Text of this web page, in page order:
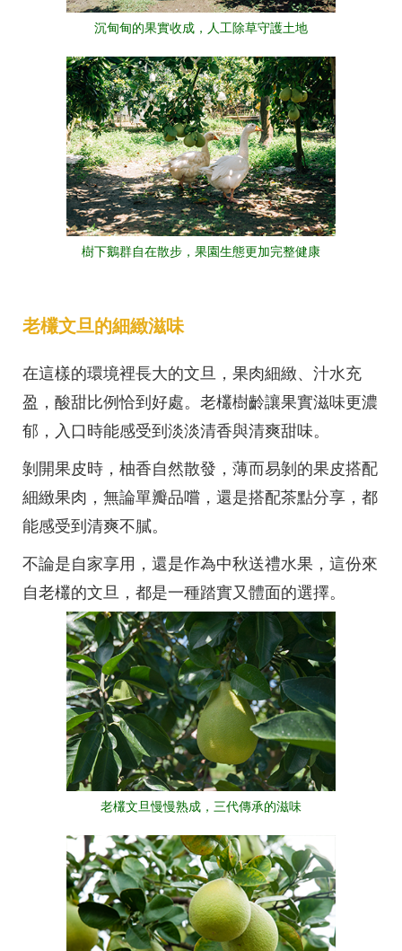
沉甸甸的果實收成，人工除草守護土地
樹下鵝群自在散步，果園生態更加完整健康
老欉文旦的細緻滋味
在這樣的環境裡長大的文旦，果肉細緻、汁水充
盈，酸甜比例恰到好處。老欉樹齡讓果實滋味更濃
郁，入口時能感受到淡淡清香與清爽甜味。
剝開果皮時，柚香自然散發，薄而易剝的果皮搭配
細緻果肉，無論單瓣品嚐，還是搭配茶點分享，都
能感受到清爽不膩。
不論是自家享用，還是作為中秋送禮水果，這份來
自老欉的文旦，都是一種踏實又體面的選擇。
老欉文旦慢慢熟成，三代傳承的滋味